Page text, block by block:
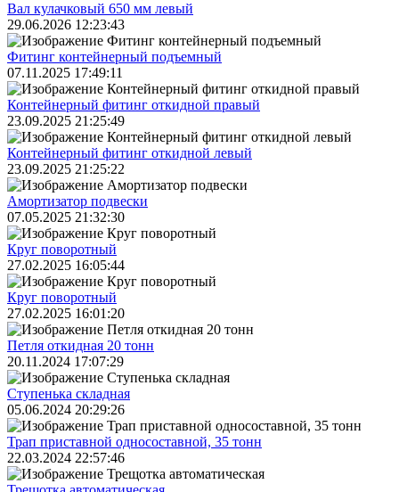
Вал кулачковый 650 мм левый
29.06.2026 12:23:43
Фитинг контейнерный подъемный
07.11.2025 17:49:11
Контейнерный фитинг откидной правый
23.09.2025 21:25:49
Контейнерный фитинг откидной левый
23.09.2025 21:25:22
Амортизатор подвески
07.05.2025 21:32:30
Круг поворотный
27.02.2025 16:05:44
Круг поворотный
27.02.2025 16:01:20
Петля откидная 20 тонн
20.11.2024 17:07:29
Ступенька складная
05.06.2024 20:29:26
Трап приставной односоставной, 35 тонн
22.03.2024 22:57:46